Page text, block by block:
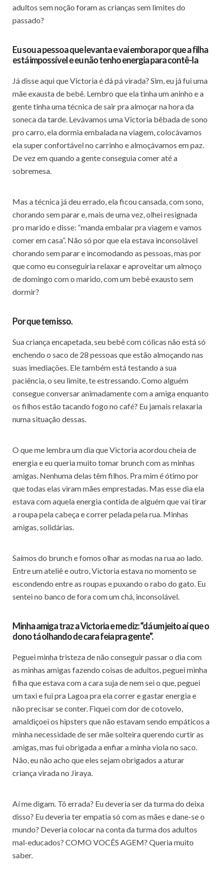
adultos sem noção foram as crianças sem limites do
passado?
Eu sou a pessoa que levanta e vai embora por que a filha
está impossível e eu não tenho energia para contê-la
Já disse aqui que Victoria é dá pá virada? Sim, eu já fui uma
mãe exausta de bebê. Lembro que ela tinha um aninho e a
gente tinha uma técnica de sair pra almoçar na hora da
soneca da tarde. Levávamos uma Victoria bêbada de sono
pro carro, ela dormia embalada na viagem, colocávamos
ela super confortável no carrinho e almoçávamos em paz.
De vez em quando a gente conseguia comer até a
sobremesa.
Mas a técnica já deu errado, ela ficou cansada, com sono,
chorando sem parar e, mais de uma vez, olhei resignada
pro marido e disse: “manda embalar pra viagem e vamos
comer em casa”. Não só por que ela estava inconsolável
chorando sem parar e incomodando as pessoas, mas por
que como eu conseguiria relaxar e aproveitar um almoço
de domingo com o marido, com um bebê exausto sem
dormir?
Por que tem isso.
Sua criança encapetada, seu bebê com cólicas não está só
enchendo o saco de 28 pessoas que estão almoçando nas
suas imediações. Ele também está testando a sua
paciência, o seu limite, te estressando. Como alguém
consegue conversar animadamente com a amiga enquanto
os filhos estão tacando fogo no café? Eu jamais relaxaria
numa situação dessas.
O que me lembra um dia que Victoria acordou cheia de
energia e eu queria muito tomar brunch com as minhas
amigas. Nenhuma delas têm filhos. Pra mim é ótimo por
que todas elas viram mães emprestadas. Mas esse dia ela
estava com aquela energia contida de alguém que vai tirar
a roupa pela cabeça e correr pelada pela rua. Minhas
amigas, solidárias.
Saímos do brunch e fomos olhar as modas na rua ao lado.
Entre um ateliê e outro, Victoria estava no momento se
escondendo entre as roupas e puxando o rabo do gato. Eu
sentei no banco de fora com um chá, inconsolável.
Minha amiga traz a Victoria e me diz: “dá um jeito aí que o
dono tá olhando de cara feia pra gente”.
Peguei minha tristeza de não conseguir passar o dia com
as minhas amigas fazendo coisas de adultos, peguei minha
filha que estava com a cara suja de nem sei o que, peguei
um taxi e fui pra Lagoa pra ela correr e gastar energia e
não precisar se conter. Fiquei com dor de cotovelo,
amaldiçoei os hipsters que não estavam sendo empáticos a
minha necessidade de ser mãe solteira querendo curtir as
amigas, mas fui obrigada a enfiar a minha viola no saco.
Não, eu não acho que eles sejam obrigados a aturar
criança virada no Jiraya.
Aí me digam. Tô errada? Eu deveria ser da turma do deixa
disso? Eu deveria ter empatia só com as mães e dane-se o
mundo? Deveria colocar na conta da turma dos adultos
mal-educados? COMO VOCÊS AGEM? Queria muito
saber.